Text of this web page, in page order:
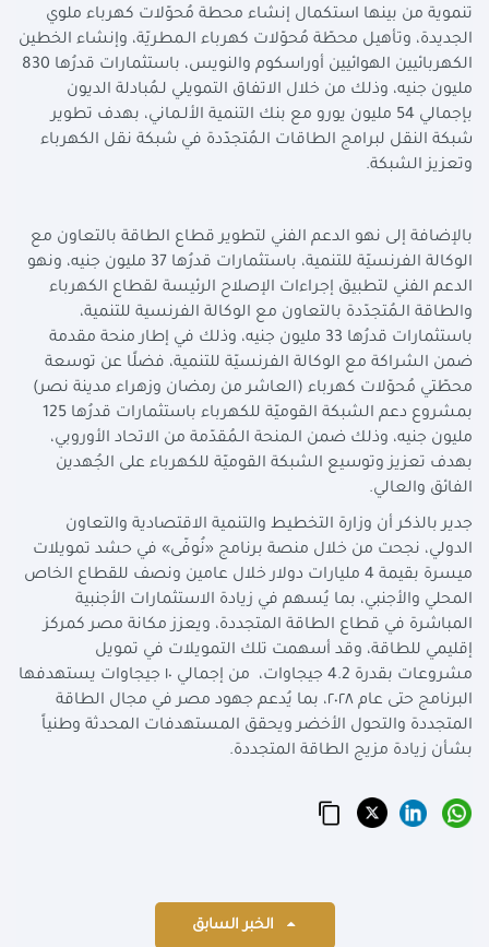
تنموية من بينها استكمال إنشاء محطة مُحوّلات كهرباء ملوي
الجديدة، وتأهيل محطّة مُحوّلات كهرباء الـمطريّة، وإنشاء الخطين
الكهربائيين الهوائيين أوراسكوم والنويس، باستثمارات قدرُها 830
مليون جنيه، وذلك من خلال الاتفاق التمويلي لـمُبادلة الديون
بإجمالي 54 مليون يورو مع بنك التنمية الألـماني، بهدف تطوير
شبكة النقل لبرامج الطاقات الـمُتجدّدة في شبكة نقل الكهرباء
وتعزيز الشبكة.
بالإضافة إلى نهو الدعم الفني لتطوير قطاع الطاقة بالتعاون مع
الوكالة الفرنسيّة للتنمية، باستثمارات قدرُها 37 مليون جنيه، ونهو
الدعم الفني لتطبيق إجراءات الإصلاح الرئيسة لقطاع الكهرباء
والطاقة الـمُتجدّدة بالتعاون مع الوكالة الفرنسية للتنمية،
باستثمارات قدرُها 33 مليون جنيه، وذلك في إطار منحة مقدمة
ضمن الشراكة مع الوكالة الفرنسيّة للتنمية، فضلًا عن توسعة
محطّتي مُحوّلات كهرباء (العاشر من رمضان وزهراء مدينة نصر)
بمشروع دعم الشبكة القوميّة للكهرباء باستثمارات قدرُها 125
مليون جنيه، وذلك ضمن الـمنحة الـمُقدّمة من الاتحاد الأوروبي،
بهدف تعزيز وتوسيع الشبكة القوميّة للكهرباء على الجُهدين
الفائق والعالي.
جدير بالذكر أن وزارة التخطيط والتنمية الاقتصادية والتعاون
الدولي، نجحت من خلال منصة برنامج «نُوفّى» في حشد تمويلات
ميسرة بقيمة 4 مليارات دولار خلال عامين ونصف للقطاع الخاص
المحلي والأجنبي، بما يُسهم في زيادة الاستثمارات الأجنبية
المباشرة في قطاع الطاقة المتجددة، ويعزز مكانة مصر كمركز
إقليمي للطاقة، وقد أسهمت تلك التمويلات في تمويل
مشروعات بقدرة 4.2 جيجاوات، من إجمالي ١٠ جيجاوات يستهدفها
البرنامج حتى عام ٢٠٢٨، بما يُدعم جهود مصر في مجال الطاقة
المتجددة والتحول الأخضر ويحقق المستهدفات المحدثة وطنياً
بشأن زيادة مزيج الطاقة المتجددة.
الخبر السابق